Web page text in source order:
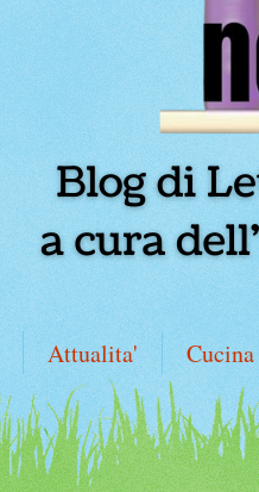
Attualita' Cucina